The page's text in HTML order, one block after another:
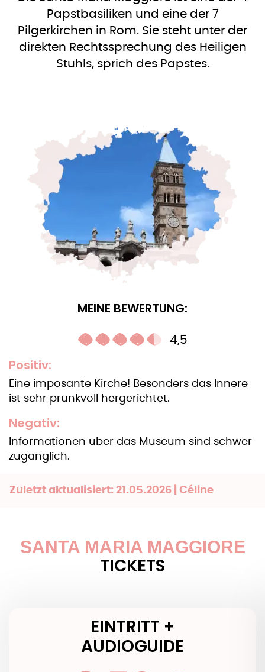
Papstbasiliken und eine der 7
Pilgerkirchen in Rom. Sie steht unter der
direkten Rechtssprechung des Heiligen
Stuhls, sprich des Papstes.
MEINE BEWERTUNG:
4,5
Positiv:
Eine imposante Kirche! Besonders das Innere
ist sehr prunkvoll hergerichtet.
Negativ:
Informationen über das Museum sind schwer
zugänglich.
Zuletzt aktualisiert: 21.05.2026 | Céline
SANTA MARIA MAGGIORE
TICKETS
EINTRITT +
AUDIOGUIDE